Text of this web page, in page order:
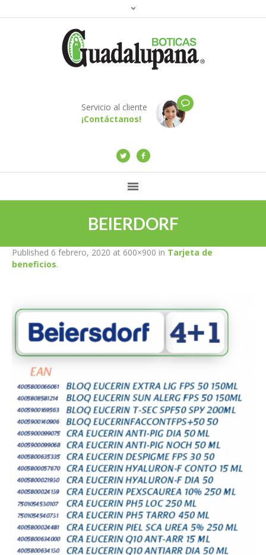
Servicio al cliente
¡Contáctanos!
BEIERDORF
Published 6 febrero, 2020 at 600×900 in Tarjeta de
beneficios.